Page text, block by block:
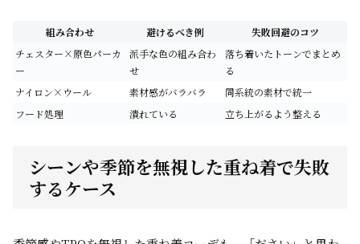
組み合わせ 避けるべき例
失敗回避のコツ
チェスター×原色パーカ
ー
派手な色の組み合わ
せ
落ち着いたトーンでまとめ
る
ナイロン×ウール
素材感がバラバラ
同系統の素材で統一
フード処理
潰れている 立ち上がるよう整える
シーンや季節を無視した重ね着で失敗
するケース